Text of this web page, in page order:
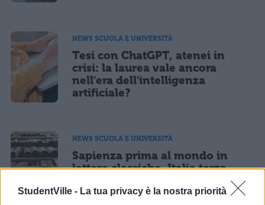
StudentVille - La tua privacy è la nostra priorità
NEWS SCUOLA E UNIVERSITÀ
Tesi con ChatGPT, atenei in
crisi: la laurea vale ancora
nell'era dell'intelligenza
artificiale?
NEWS SCUOLA E UNIVERSITÀ
Sapienza prima al mondo in
lettere classiche, Italia terza
nell'UE nella nuova classifica
QS 2026